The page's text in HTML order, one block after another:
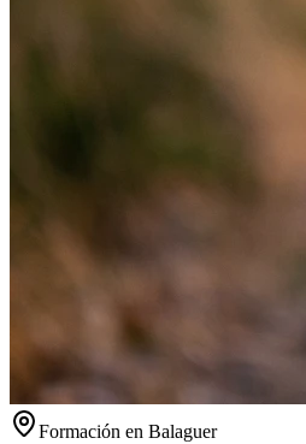
Formación en Balaguer